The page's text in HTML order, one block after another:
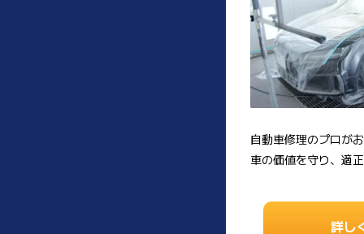
自動車修理のプロが
車の価値を守り、適
詳し